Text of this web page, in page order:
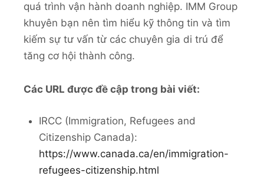
quá trình vận hành doanh nghiệp. IMM Group
khuyên bạn nên tìm hiểu kỹ thông tin và tìm
kiếm sự tư vấn từ các chuyên gia di trú để
tăng cơ hội thành công.
Các URL được đề cập trong bài viết:
IRCC (Immigration, Refugees and
Citizenship Canada):
https://www.canada.ca/en/immigration-
refugees-citizenship.html